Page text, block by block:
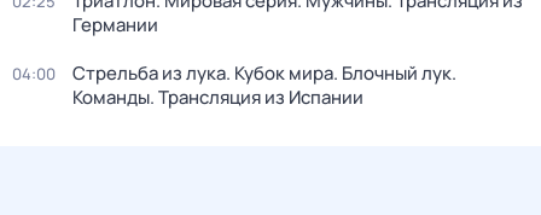
Германии
04:00
Стрельба из лука. Кубок мира. Блочный лук.
Команды. Трансляция из Испании